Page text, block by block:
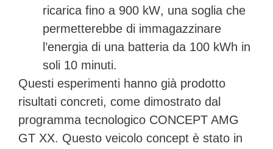
ricarica fino a 900 kW, una soglia che
permetterebbe di immagazzinare
l’energia di una batteria da 100 kWh in
soli 10 minuti.
Questi esperimenti hanno già prodotto
risultati concreti, come dimostrato dal
programma tecnologico CONCEPT AMG
GT XX. Questo veicolo concept è stato in